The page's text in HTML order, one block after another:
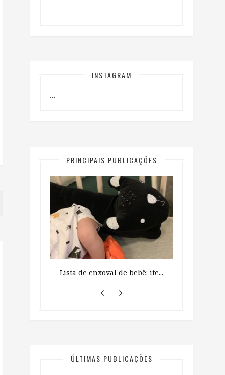
INSTAGRAM
…
PRINCIPAIS PUBLICAÇÕES
Lista de enxoval de bebê: ite...
ÚLTIMAS PUBLICAÇÕES